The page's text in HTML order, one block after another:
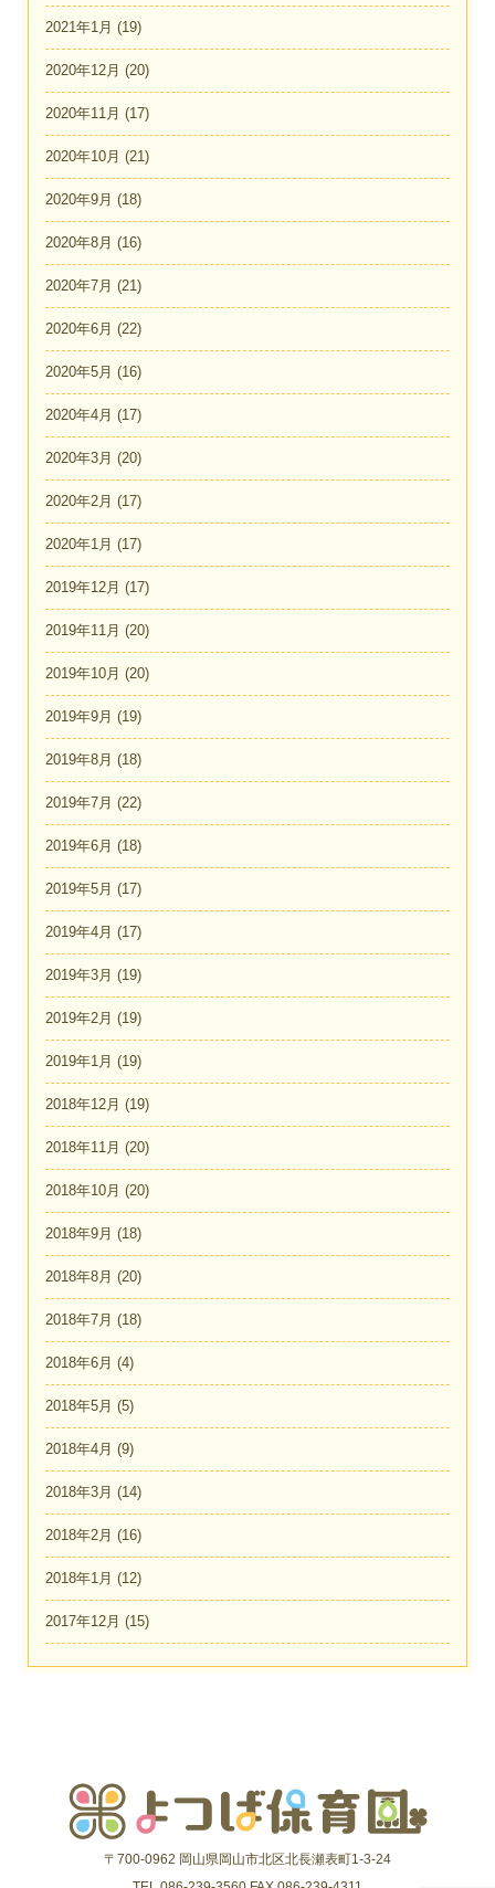
2021年1月 (19)
2020年12月 (20)
2020年11月 (17)
2020年10月 (21)
2020年9月 (18)
2020年8月 (16)
2020年7月 (21)
2020年6月 (22)
2020年5月 (16)
2020年4月 (17)
2020年3月 (20)
2020年2月 (17)
2020年1月 (17)
2019年12月 (17)
2019年11月 (20)
2019年10月 (20)
2019年9月 (19)
2019年8月 (18)
2019年7月 (22)
2019年6月 (18)
2019年5月 (17)
2019年4月 (17)
2019年3月 (19)
2019年2月 (19)
2019年1月 (19)
2018年12月 (19)
2018年11月 (20)
2018年10月 (20)
2018年9月 (18)
2018年8月 (20)
2018年7月 (18)
2018年6月 (4)
2018年5月 (5)
2018年4月 (9)
2018年3月 (14)
2018年2月 (16)
2018年1月 (12)
2017年12月 (15)
〒700-0962 岡山県岡山市北区北長瀬表町1-3-24